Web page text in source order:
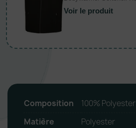
Voir le produit
Composition
100% Polyester
Matière
Polyester